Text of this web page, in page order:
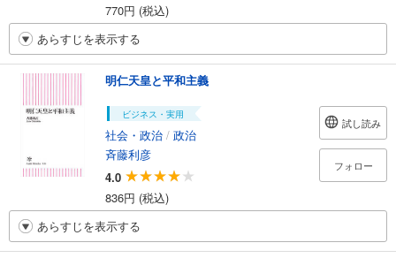
770円 (税込)
あらすじを表示する
明仁天皇と平和主義
ビジネス・実用
社会・政治 / 政治
斉藤利彦
4.0
836円 (税込)
試し読み
フォロー
あらすじを表示する